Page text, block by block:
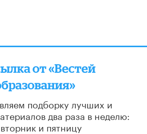
от «Вестей
подборку лучших и
два раза в неделю:
и пятницу